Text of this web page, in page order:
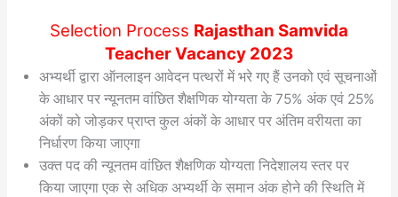
Selection Process Rajasthan Samvida
Teacher Vacancy 2023
अभ्यर्थी द्वारा ऑनलाइन आवेदन पत्थरों में भरे गए हैं उनको एवं सूचनाओं
के आधार पर न्यूनतम वांछित शैक्षणिक योग्यता के 75% अंक एवं 25%
अंकों को जोड़कर प्राप्त कुल अंकों के आधार पर अंतिम वरीयता का
निर्धारण किया जाएगा
उक्त पद की न्यूनतम वांछित शैक्षणिक योग्यता निदेशालय स्तर पर
किया जाएगा एक से अधिक अभ्यर्थी के समान अंक होने की स्थिति में